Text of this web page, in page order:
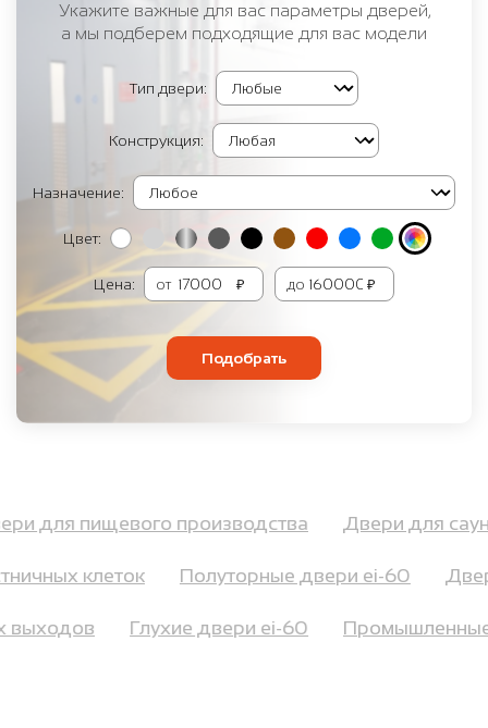
Укажите важные для вас параметры дверей,
а мы подберем подходящие для вас модели
Тип двери:
Конструкция:
Назначение:
Цвет:
Цена: от ₽ до ₽
Подобрать
для пищевого производства Двери для
клеток Полуторные двери ei-60
выходов Глухие двери ei-60